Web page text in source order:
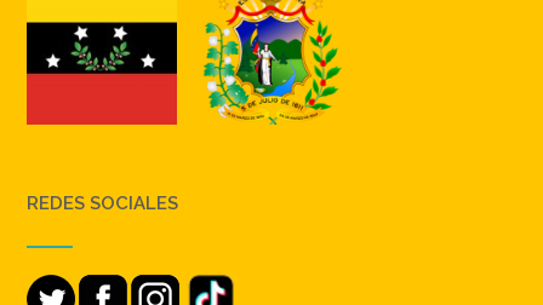
REDES SOCIALES